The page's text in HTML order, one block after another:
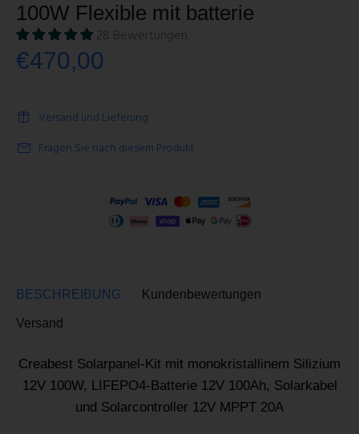
100W Flexible mit batterie
28 Bewertungen
€470,00
Versand und Lieferung
Fragen Sie nach diesem Produkt
BESCHREIBUNG Kundenbewertungen
Versand
Creabest Solarpanel-Kit mit monokristallinem Silizium
12V 100W, LIFEPO4-Batterie 12V 100Ah, Solarkabel
und Solarcontroller 12V MPPT 20A